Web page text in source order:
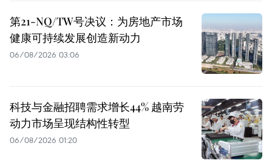
第21-NQ/TW号决议：为房地产市场
健康可持续发展创造新动力
06/08/2026 03:06
科技与金融招聘需求增长44% 越南劳
动力市场呈现结构性转型
06/08/2026 01:20